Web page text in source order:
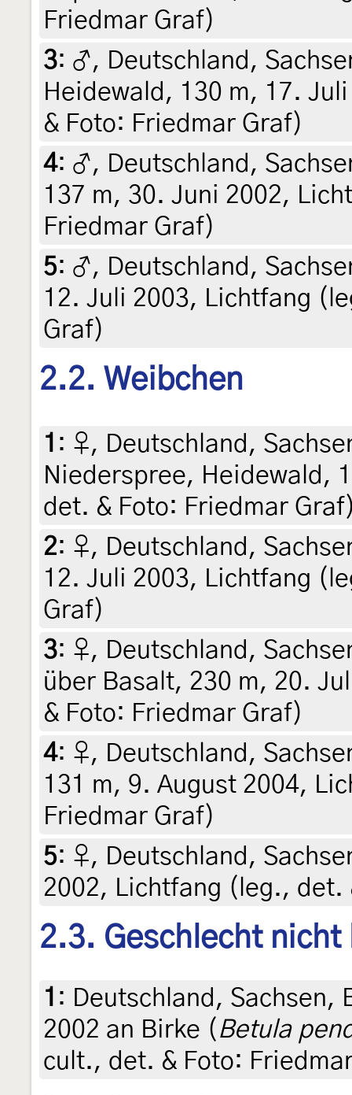
Friedmar Graf)
3: ♂, Deutschland,
Heidewald, 130 m, 17.
& Foto: Friedmar Graf)
4: ♂, Deutschland,
137 m, 30. Juni 2002,
Friedmar Graf)
5: ♂, Deutschland,
12. Juli 2003, Lichtfang
Graf)
2.2. Weibchen
1 : ♀, Deutschland,
Niederspree, Heidewald,
det. & Foto: Friedmar
2: ♀, Deutschland,
12. Juli 2003, Lichtfang
Graf)
3: ♀, Deutschland,
über Basalt, 230 m, 20.
& Foto: Friedmar Graf)
4: ♀, Deutschland,
131 m, 9. August 2004,
Friedmar Graf)
5: ♀, Deutschland,
2002, Lichtfang (leg., det.
2.3. Geschlecht nicht
1 : Deutschland, Sachsen,
2002 an Birke ( Betula
cult., det. & Foto: